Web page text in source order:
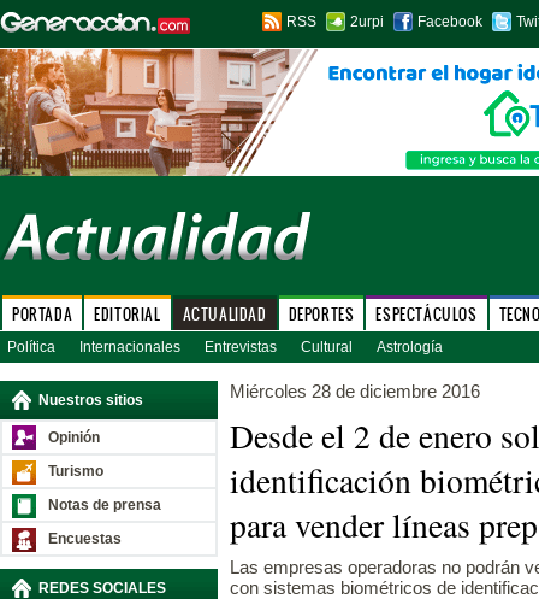
RSS 2urpi Facebook
PORTADA EDITORIAL ACTUALIDAD DEPORTES ESPECTÁCULOS
Política Internacionales Entrevistas Cultural Astrología
Nuestros sitios
Opinión
Turismo
Notas de prensa
Encuestas
REDES SOCIALES
Miércoles 28 de diciembre 2016
Desde el 2 de enero
identificación
para vender líneas
Las empresas operadoras no podrán
con sistemas biométricos de